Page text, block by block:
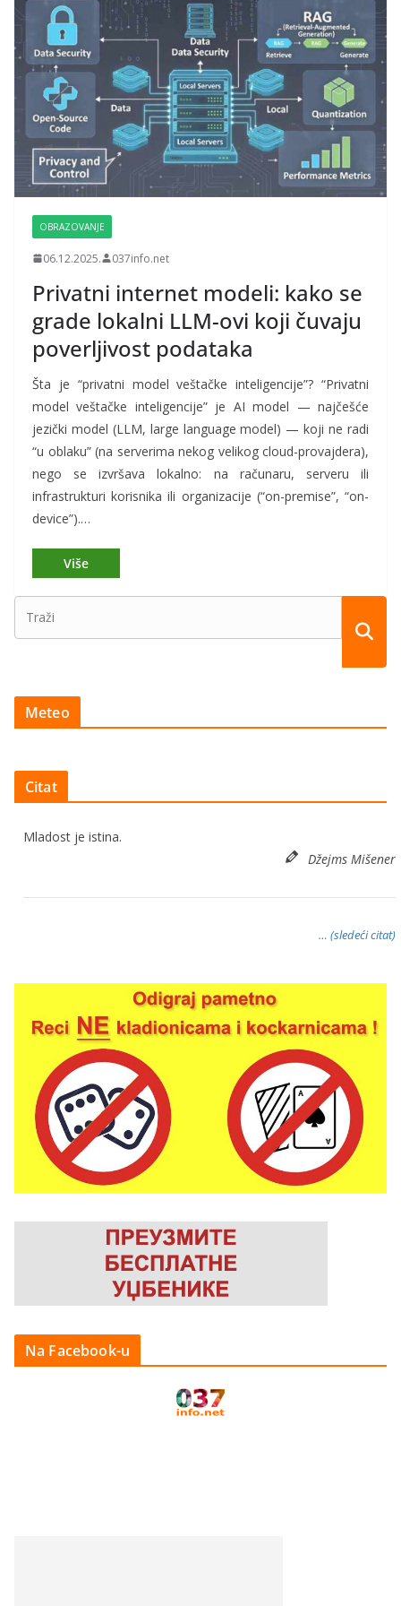
OBRAZOVANJE
06.12.2025. 037info.net
Privatni internet modeli: kako se
grade lokalni LLM-ovi koji čuvaju
poverljivost podataka
Šta je “privatni model veštačke inteligencije”? “Privatni
model veštačke inteligencije” je AI model — najčešće
jezički model (LLM, large language model) — koji ne radi
“u oblaku” (na serverima nekog velikog cloud-provajdera),
nego se izvršava lokalno: na računaru, serveru ili
infrastrukturi korisnika ili organizacije (“on-premise”, “on-
device”).…
Meteo
Citat
Mladost je istina.
Džejms Mišener
… (sledeći citat)
Na Facebook-u